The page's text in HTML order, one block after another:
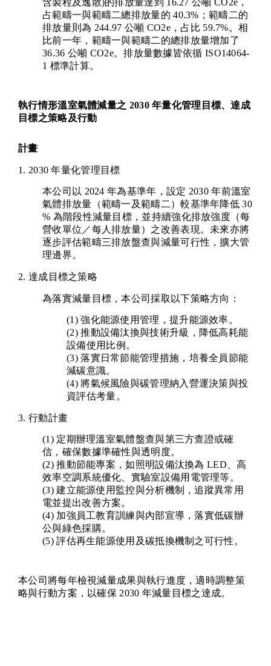
占範疇一與範疇二總排放量的 40.3%；範疇二的
排放量則為 244.97 公噸 CO2e，占比 59.7%。相
比前一年，範疇一與範疇二的總排放量增加了
36.36 公噸 CO2e。排放量數據皆依循 ISO14064-
1 標準計算。
執行情形溫室氣體減量之 2030 年量化管理目標、達成
目標之策略及行動
計畫
1. 2030 年量化管理目標
本公司以 2024 年為基準年，設定 2030 年前溫室
氣體排放量（範疇一及範疇二）較基準年降低 30
% 為階段性減量目標，並持續強化排放強度（每
營收單位／每人排放量）之改善表現。未來亦將
逐步評估範疇三排放盤查與減量可行性，擴大管
理邊界。
2. 達成目標之策略
為落實減量目標，本公司採取以下策略方向：
(1) 強化能源使用管理，提升能源效率。
(2) 推動設備汰換與技術升級，降低高耗能
設備使用比例。
(3) 落實日常節能管理措施，培養全員節能
減碳意識。
(4) 將氣候風險與碳管理納入營運決策與投
資評估考量。
3. 行動計畫
(1) 定期辦理溫室氣體盤查與第三方查證或確
信，確保數據準確性與透明度。
(2) 推動節能專案，如照明設備汰換為 LED、高
效率空調系統優化、實驗室設備用電管理等。
(3) 建立能源使用監控與分析機制，追蹤異常用
電並提出改善方案。
(4) 加強員工教育訓練與內部宣導，落實低碳辦
公與綠色採購。
(5) 評估再生能源使用及碳抵換機制之可行性。
本公司將每年檢視減量成果與執行進度，適時調整策
略與行動方案，以確保 2030 年減量目標之達成。